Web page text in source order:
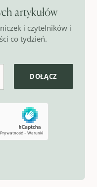
artykułów
i czytelników i
co tydzień.